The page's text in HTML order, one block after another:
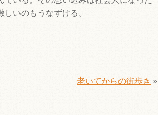
いのもうなずける。
老いてからの街歩き »